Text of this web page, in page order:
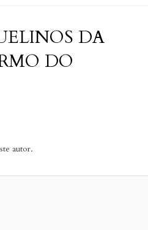
DA
DO
autor.